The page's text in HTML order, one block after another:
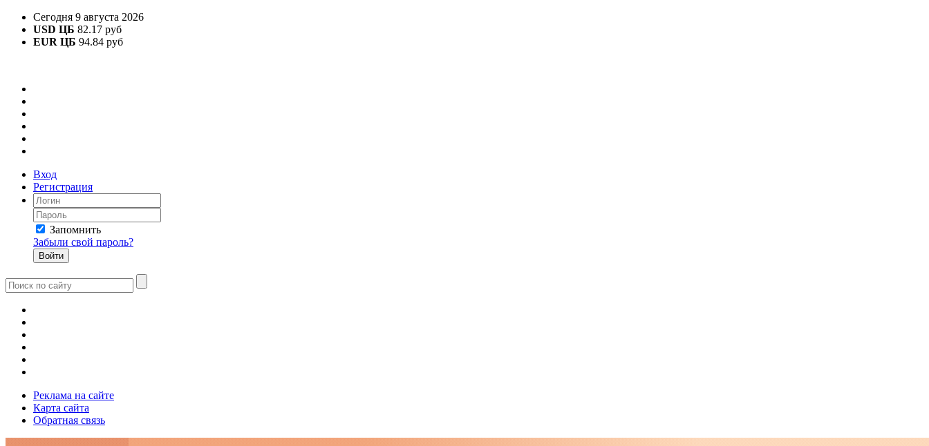
Сегодня 9 августа 2026
USD ЦБ 82.17 руб
EUR ЦБ 94.84 руб
Вход
Регистрация
Запомнить
Забыли свой пароль?
Реклама на сайте
Карта сайта
Обратная связь